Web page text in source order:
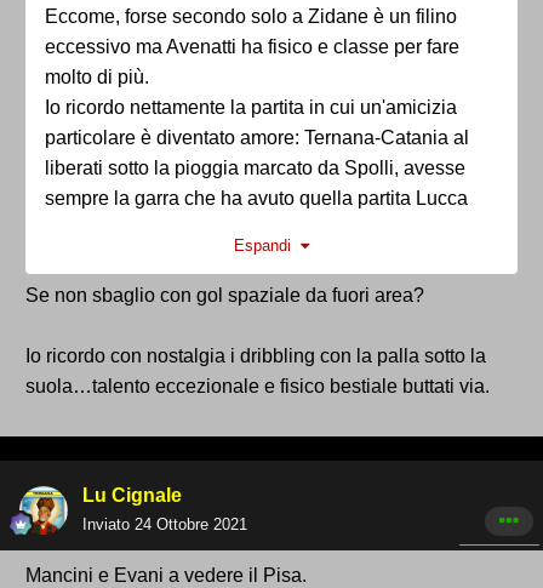
Eccome, forse secondo solo a Zidane è un filino
eccessivo ma Avenatti ha fisico e classe per fare
molto di più.
Io ricordo nettamente la partita in cui un'amicizia
particolare è diventato amore: Ternana-Catania al
liberati sotto la pioggia marcato da Spolli, avesse
sempre la garra che ha avuto quella partita Lucca
Espandi
Se non sbaglio con gol spaziale da fuori area?
Io ricordo con nostalgia i dribbling con la palla sotto la
suola…talento eccezionale e fisico bestiale buttati via.
Lu Cignale
Inviato 24 Ottobre 2021
Mancini e Evani a vedere il Pisa.